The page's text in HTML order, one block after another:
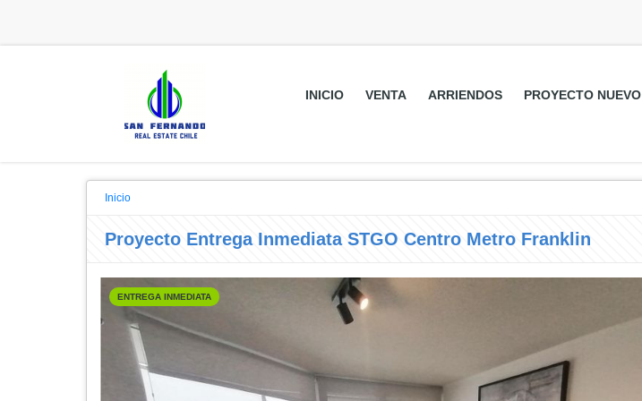
INICIO VENTA ARRIENDOS PROYECTO NUEVO
Inicio
Proyecto Entrega Inmediata STGO Centro Metro Franklin
ENTREGA INMEDIATA